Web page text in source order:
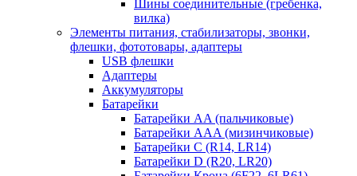
Шины соединительные (гребенка,
вилка)
Элементы питания, стабилизаторы, звонки,
флешки, фототовары, адаптеры
USB флешки
Адаптеры
Аккумуляторы
Батарейки
Батарейки AA (пальчиковые)
Батарейки AAA (мизинчиковые)
Батарейки C (R14, LR14)
Батарейки D (R20, LR20)